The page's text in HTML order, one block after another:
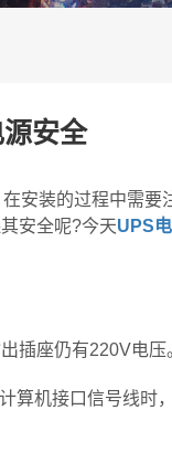
安全
安装的过程中需要
安全呢?今天UPS
插座仍有220V电压
算机接口信号线时